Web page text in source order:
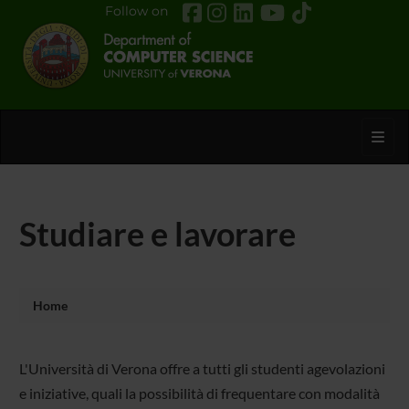
Follow on
Studiare e lavorare
Home
L'Università di Verona offre a tutti gli studenti agevolazioni
e iniziative, quali la possibilità di frequentare con modalità